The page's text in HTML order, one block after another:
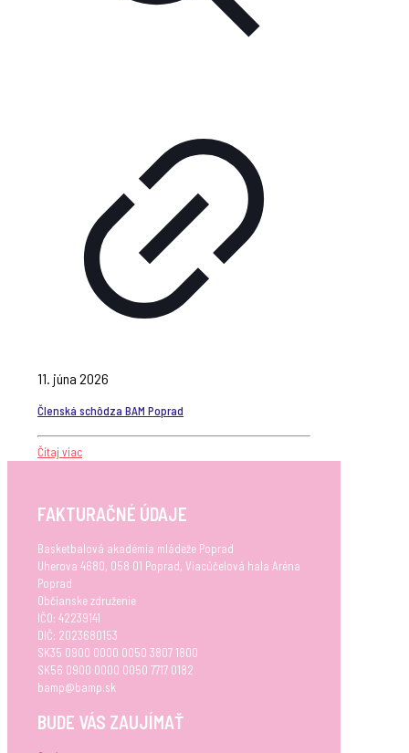
11. júna 2026
Členská schôdza BAM Poprad
Čítaj viac
FAKTURAČNÉ ÚDAJE
Basketbalová akadémia mládeže Poprad
Uherova 4680, 058 01 Poprad, Viacúčelová hala Aréna
Poprad
Občianske združenie
IČO: 42239141
DIČ: 2023680153
SK35 0900 0000 0050 3807 1800
SK56 0900 0000 0050 7717 0182
bamp@bamp.sk
BUDE VÁS ZAUJÍMAŤ